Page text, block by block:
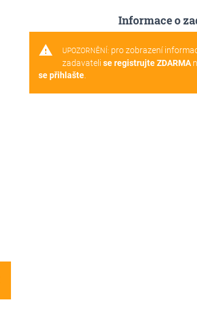
Informace o
warning UPOZORNĚNÍ: pro zobrazení
zadavateli se registrujte ZDARMA
se přihlašte.